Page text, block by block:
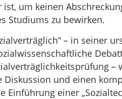
um keinen
Studiums zu bewirken.
– in seiner
–
Diskussion und einen
Einführung einer